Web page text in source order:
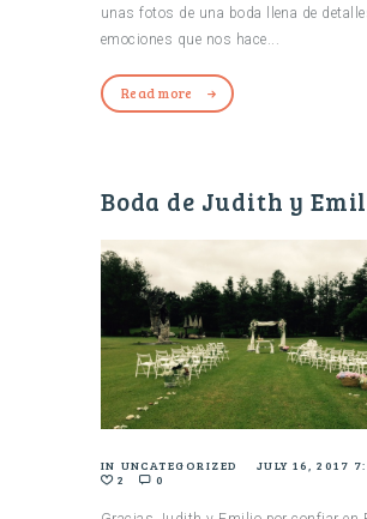
unas fotos de una boda llena de
emociones que nos hace...
Read more
Boda de Judith y
IN UNCATEGORIZED
JULY 16, 2017
2
0